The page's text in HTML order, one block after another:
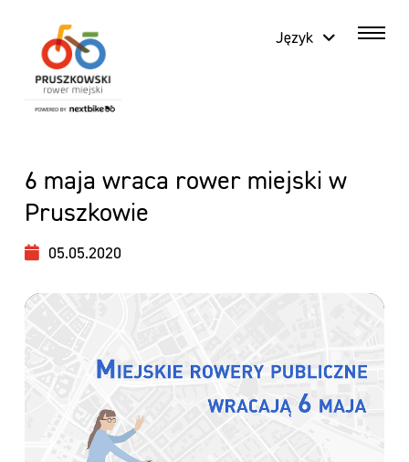
Język
6 maja wraca rower miejski w
Pruszkowie
05.05.2020